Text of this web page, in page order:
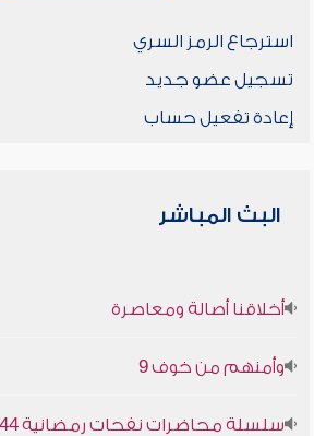
استرجاع الرمز السري
تسجيل عضو جديد
إعادة تفعيل حساب
البث المباشر
أخلاقنا أصالة ومعاصرة
وأمنهم من خوف 9
سلسلة محاضرات نفحات رمضانية 1444هـ